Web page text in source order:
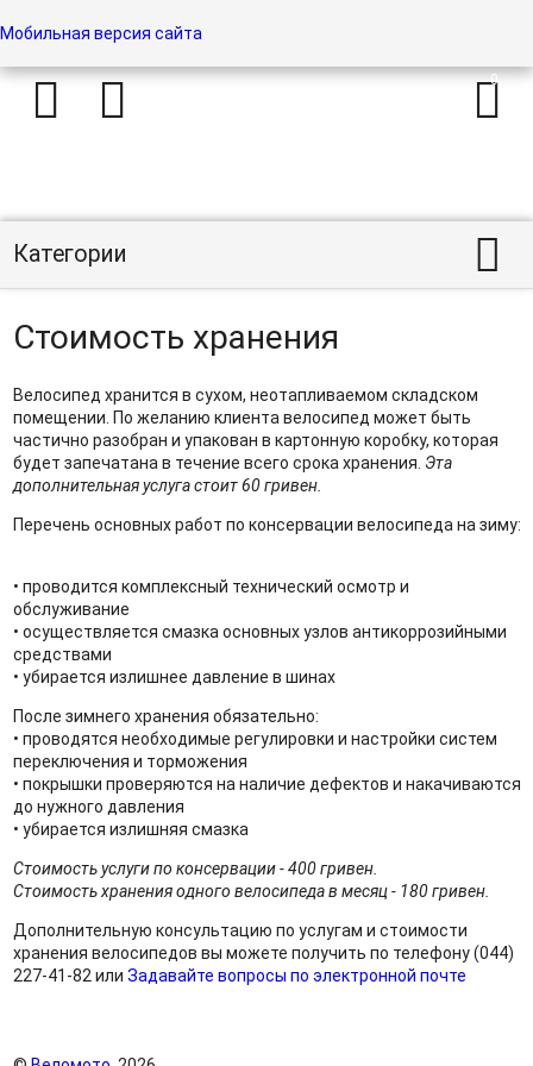
Мобильная версия сайта
  
Категории 
Стоимость хранения
Велосипед хранится в сухом, неотапливаемом складском
помещении. По желанию клиента велосипед может быть
частично разобран и упакован в картонную коробку, которая
будет запечатана в течение всего срока хранения. Эта
дополнительная услуга стоит 60 гривен.
Перечень основных работ по консервации велосипеда на зиму:
• проводится комплексный технический осмотр и
обслуживание
• осуществляется смазка основных узлов антикоррозийными
средствами
• убирается излишнее давление в шинах
После зимнего хранения обязательно:
• проводятся необходимые регулировки и настройки систем
переключения и торможения
• покрышки проверяются на наличие дефектов и накачиваются
до нужного давления
• убирается излишняя смазка
Стоимость услуги по консервации - 400 гривен.
Стоимость хранения одного велосипеда в месяц - 180 гривен.
Дополнительную консультацию по услугам и стоимости
хранения велосипедов вы можете получить по телефону (044)
227-41-82 или Задавайте вопросы по электронной почте